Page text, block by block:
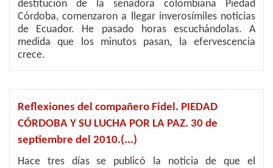
destitución de la senadora colombiana Piedad
Córdoba, comenzaron a llegar inverosímiles noticias
de Ecuador. He pasado horas escuchándolas. A
medida que los minutos pasan, la efervescencia
crece.
Reflexiones del compañero Fidel. PIEDAD
CÓRDOBA Y SU LUCHA POR LA PAZ. 30 de
septiembre del 2010.(...)
Hace tres días se publicó la noticia de que el